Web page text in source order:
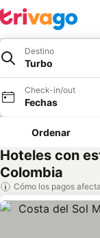
Destino
Turbo
Check-in/out
Fechas
Ordenar
Hoteles con
Colombia
Cómo los pagos